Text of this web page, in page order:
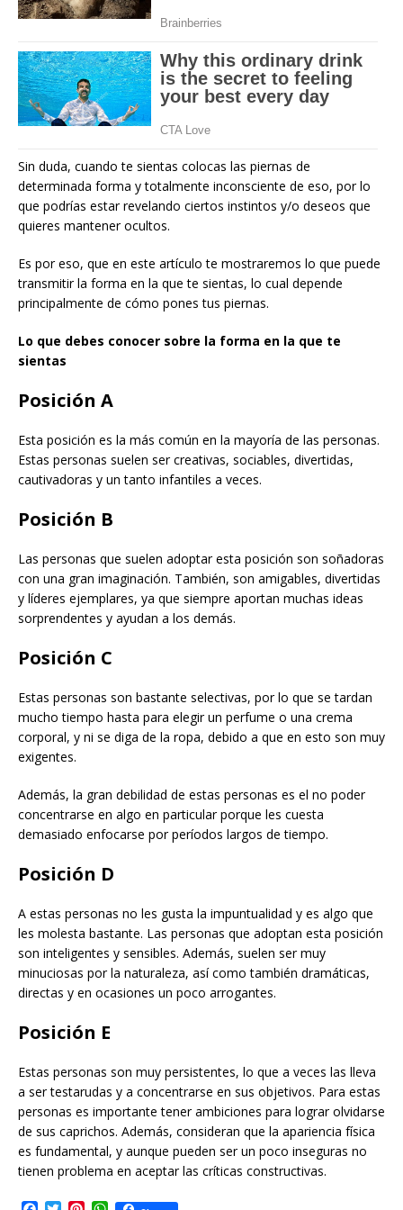
Sin duda, cuando te sientas colocas las piernas de
determinada forma y totalmente inconsciente de eso, por lo
que podrías estar revelando ciertos instintos y/o deseos que
quieres mantener ocultos.
Es por eso, que en este artículo te mostraremos lo que puede
transmitir la forma en la que te sientas, lo cual depende
principalmente de cómo pones tus piernas.
Lo que debes conocer sobre la forma en la que te
sientas
Posición A
Esta posición es la más común en la mayoría de las personas.
Estas personas suelen ser creativas, sociables, divertidas,
cautivadoras y un tanto infantiles a veces.
Posición B
Las personas que suelen adoptar esta posición son soñadoras
con una gran imaginación. También, son amigables, divertidas
y líderes ejemplares, ya que siempre aportan muchas ideas
sorprendentes y ayudan a los demás.
Posición C
Estas personas son bastante selectivas, por lo que se tardan
mucho tiempo hasta para elegir un perfume o una crema
corporal, y ni se diga de la ropa, debido a que en esto son muy
exigentes.
Además, la gran debilidad de estas personas es el no poder
concentrarse en algo en particular porque les cuesta
demasiado enfocarse por períodos largos de tiempo.
Posición D
A estas personas no les gusta la impuntualidad y es algo que
les molesta bastante. Las personas que adoptan esta posición
son inteligentes y sensibles. Además, suelen ser muy
minuciosas por la naturaleza, así como también dramáticas,
directas y en ocasiones un poco arrogantes.
Posición E
Estas personas son muy persistentes, lo que a veces las lleva
a ser testarudas y a concentrarse en sus objetivos. Para estas
personas es importante tener ambiciones para lograr olvidarse
de sus caprichos. Además, consideran que la apariencia física
es fundamental, y aunque pueden ser un poco inseguras no
tienen problema en aceptar las críticas constructivas.